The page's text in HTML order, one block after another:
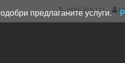
0886 958 111
предлаганите услуги.